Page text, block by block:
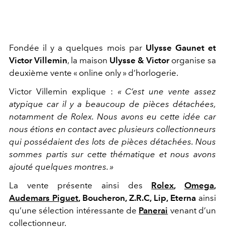
Fondée il y a quelques mois par Ulysse Gaunet et
Victor Villemin, la maison Ulysse & Victororganise sa
deuxième vente « online only » d’horlogerie.
Victor Villemin explique : « C’est une vente assez
atypique car il y a beaucoup de pièces détachées,
notamment de Rolex. Nous avons eu cette idée car
nous étions en contact avec plusieurs collectionneurs
qui possédaient des lots de pièces détachées. Nous
sommes partis sur cette thématique et nous avons
ajouté quelques montres. »
La vente présente ainsi des Rolex,Omega,
Audemars Piguet, Boucheron, Z.R.C, Lip, Eterna ainsi
qu’une sélection intéressante de Panerai venant d’un
collectionneur.